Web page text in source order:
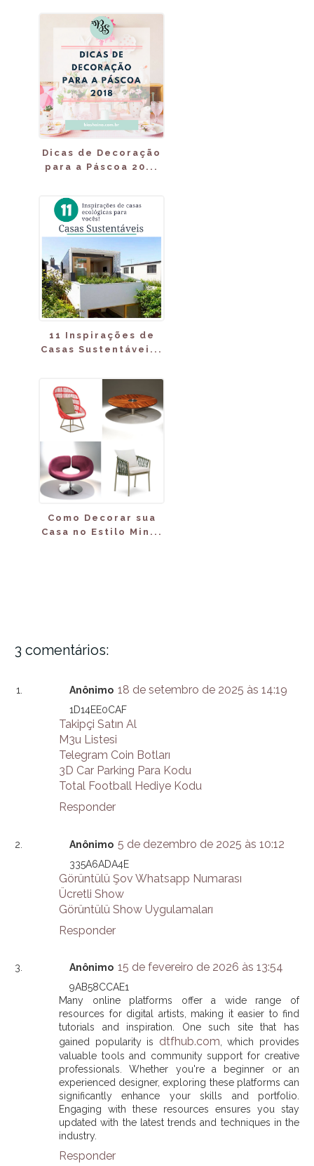
Dicas de Decoração
para a Páscoa 20...
11 Inspirações de
Casas Sustentávei...
Como Decorar sua
Casa no Estilo Min...
3 comentários:
Anônimo 18 de setembro de 2025 às 14:19
1D14EE0CAF
Takipçi Satın Al
M3u Listesi
Telegram Coin Botları
3D Car Parking Para Kodu
Total Football Hediye Kodu
Responder
Anônimo 5 de dezembro de 2025 às 10:12
335A6ADA4E
Görüntülü Şov Whatsapp Numarası
Ücretli Show
Görüntülü Show Uygulamaları
Responder
Anônimo 15 de fevereiro de 2026 às 13:54
9AB58CCAE1
Many online platforms offer a wide range of
resources for digital artists, making it easier to find
tutorials and inspiration. One such site that has
gained popularity is dtfhub.com, which provides
valuable tools and community support for creative
professionals. Whether you're a beginner or an
experienced designer, exploring these platforms can
significantly enhance your skills and portfolio.
Engaging with these resources ensures you stay
updated with the latest trends and techniques in the
industry.
Responder